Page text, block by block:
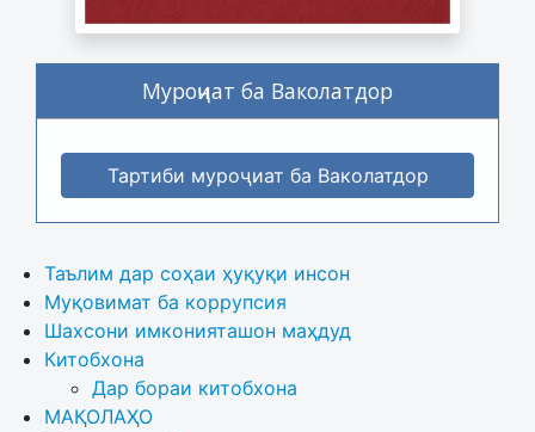
Муроҷиат ба Ваколатдор
Тартиби муроҷиат ба Ваколатдор
Таълим дар соҳаи ҳуқуқи инсон
Муқовимат ба коррупсия
Шахсони имконияташон маҳдуд
Китобхона
Дар бораи китобхона
МАҚОЛАҲО